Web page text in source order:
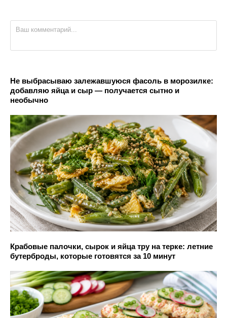
Не выбрасываю залежавшуюся фасоль в морозилке:
добавляю яйца и сыр — получается сытно и
необычно
Крабовые палочки, сырок и яйца тру на терке: летние
бутерброды, которые готовятся за 10 минут